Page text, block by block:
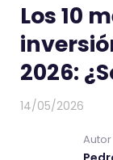
Los 10
2026:
14/05/2026
Autor